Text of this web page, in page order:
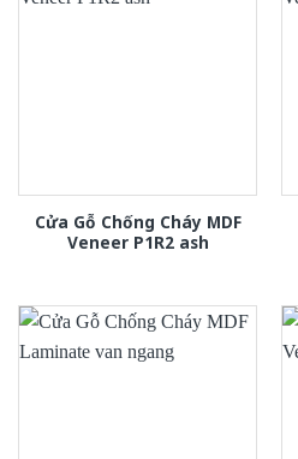
Cửa Gỗ Chống Cháy MDF
Veneer P1R2 ash